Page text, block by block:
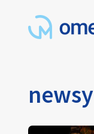
newsy